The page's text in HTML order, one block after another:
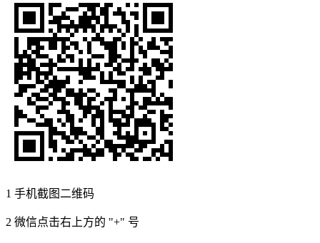
1 手机截图二维码
2 微信点击右上方的 "+" 号